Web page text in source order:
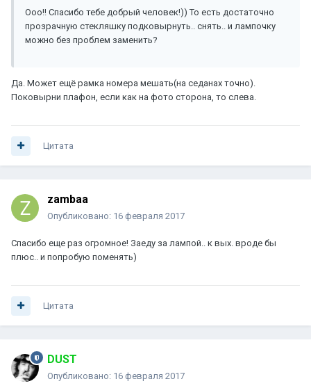
Ооо!! Спасибо тебе добрый человек!)) То есть достаточно
прозрачную стекляшку подковырнуть.. снять.. и лампочку
можно без проблем заменить?
Да. Может ещё рамка номера мешать(на седанах точно).
Поковырни плафон, если как на фото сторона, то слева.
Цитата
zambaa
Опубликовано: 16 февраля 2017
Спасибо еще раз огромное! Заеду за лампой.. к вых. вроде бы
плюс.. и попробую поменять)
Цитата
DUST
Опубликовано: 16 февраля 2017